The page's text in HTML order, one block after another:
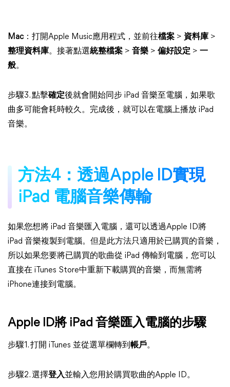
Mac：打開Apple Music應用程式，並前往檔案 > 資料庫 >
整理資料庫。接著點選統整檔案 > 音樂 > 偏好設定 > 一
般。
步驟3. 點擊確定後就會開始同步 iPad 音樂至電腦，如果歌
曲多可能會耗時較久。完成後，就可以在電腦上播放 iPad
音樂。
方法4：透過Apple ID實現
iPad 電腦音樂傳輸
如果您想將 iPad 音樂匯入電腦，還可以透過Apple ID將
iPad 音樂複製到電腦。但是此方法只適用於已購買的音樂，
所以如果您要將已購買的歌曲從 iPad 傳輸到電腦，您可以
直接在 iTunes Store中重新下載購買的音樂，而無需將
iPhone連接到電腦。
Apple ID將 iPad 音樂匯入電腦的步驟
步驟1. 打開 iTunes 並從選單欄轉到 帳戶。
步驟2. 選擇登入並輸入您用於購買歌曲的Apple ID。